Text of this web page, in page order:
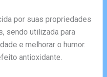
por suas propriedades
sendo utilizada para
e melhorar o humor.
antioxidante.